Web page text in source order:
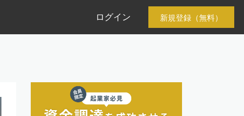
ログイン 新規登録（無料）